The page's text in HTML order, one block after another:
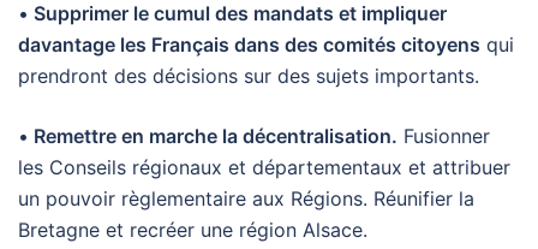
• Supprimer le cumul des mandats et impliquer
davantage les Français dans des comités citoyens qui
prendront des décisions sur des sujets importants.
• Remettre en marche la décentralisation. Fusionner
les Conseils régionaux et départementaux et attribuer
un pouvoir règlementaire aux Régions. Réunifier la
Bretagne et recréer une région Alsace.